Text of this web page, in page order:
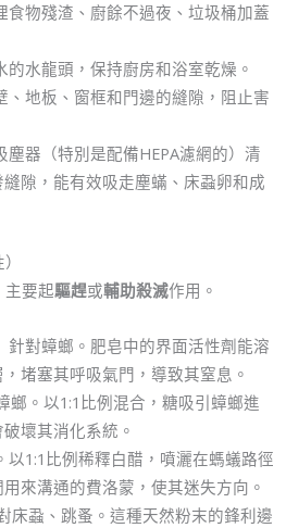
食物殘渣、廚餘不過夜、垃圾桶加蓋
的水龍頭，保持廚房和浴室乾燥。
、地板、窗框和門邊的縫隙，阻止害
塵器（特別是配備HEPA濾網的）清
隙，能有效吸走塵蟎、床蝨卵和成
主要起驅趕或輔助殺滅作用。
針對蟑螂。肥皂中的界面活性劑能溶
堵塞其呼吸氣門，導致其窒息。
螂。以1:1比例混合，糖吸引蟑螂進
壞其消化系統。
以1:1比例稀釋白醋，噴灑在螞蟻路徑
來溝通的費洛蒙，使其迷失方向。
床蝨、跳蚤。這種天然粉末的鋒利邊